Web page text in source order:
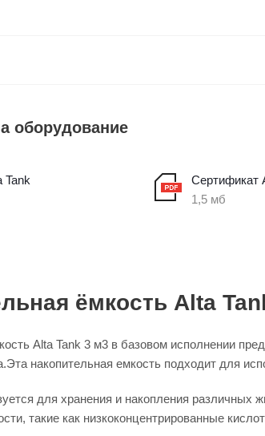
оборудование
Tank
Сертификат
1,5 мб
ёмкость Alta
Alta Tank 3 м3 в базовом исполнении
накопительная емкость подходит для
для хранения и накопления
такие как низкоконцентрированные